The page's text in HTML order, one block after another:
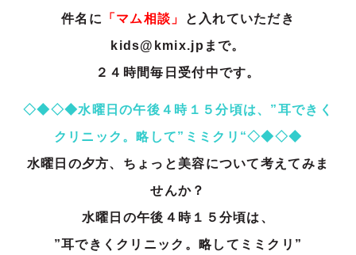
件名に
「マム相談」
と入れていただき
kids@kmix.jpまで。
２４時間毎日受付中です。
◇◆◇◆水曜日の午後４時１５分頃は、”耳できく
クリニック。略して”ミミクリ“◇◆◇◆
水曜日の夕方、ちょっと美容について考えてみま
せんか？
水曜日の午後４時１５分頃は、
”耳できくクリニック。略してミミクリ”